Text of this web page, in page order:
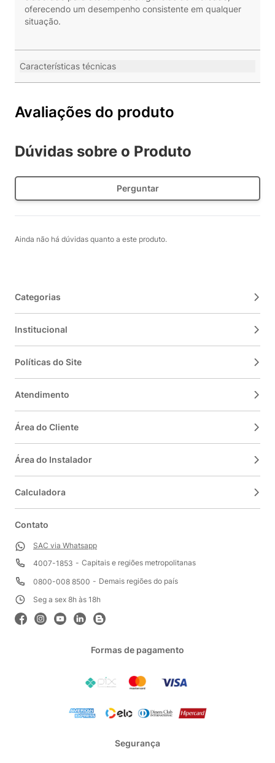
oferecendo um desempenho consistente em qualquer
situação.
Características técnicas
Avaliações do produto
Dúvidas sobre o Produto
Perguntar
Ainda não há dúvidas quanto a este produto.
Categorias
Institucional
Políticas do Site
Atendimento
Área do Cliente
Área do Instalador
Calculadora
Contato
SAC via Whatsapp
4007-1853
Capitais e regiões metropolitanas
0800-008 8500
Demais regiões do país
Seg a sex 8h às 18h
Formas de pagamento
Segurança